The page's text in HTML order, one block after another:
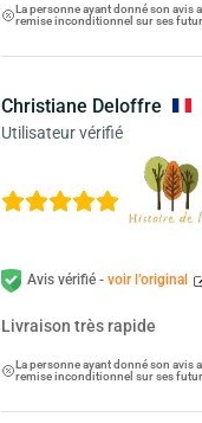
La personne ayant donné son avis
remise inconditionnel sur ses
Christiane Deloffre
Utilisateur vérifié
Avis vérifié - voir l’original
Livraison très rapide
La personne ayant donné son avis
remise inconditionnel sur ses